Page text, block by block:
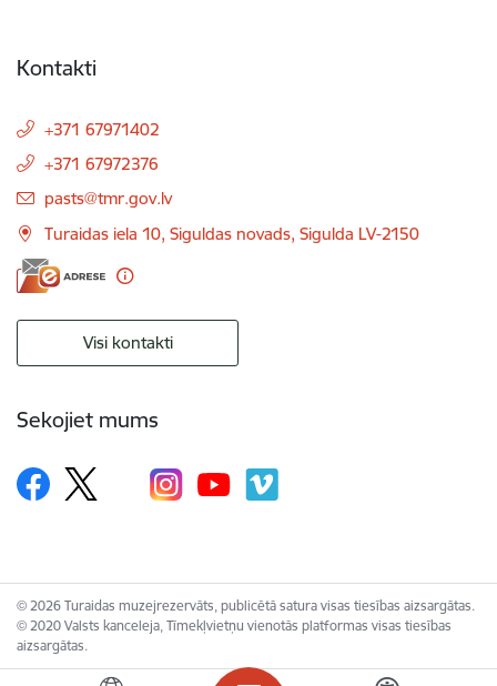
Kontakti
+371 67971402
+371 67972376
E-pasts:
pasts@tmr.gov.lv
Turaidas iela 10, Siguldas novads, Sigulda LV-2150
Visi kontakti
Sekojiet mums
© 2026 Turaidas muzejrezervāts, publicētā satura visas tiesības aizsargātas.
© 2020 Valsts kanceleja, Tīmekļvietņu vienotās platformas visas tiesības
aizsargātas.